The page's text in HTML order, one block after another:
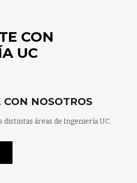
CON
UC
CON NOSOTROS
áreas de Ingeniería UC.